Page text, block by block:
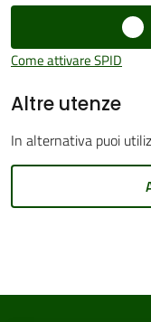
Amministrazione
gli
argomenti...
Seguici
Come attivare SPID
Altre utenze
In alternativa puoi